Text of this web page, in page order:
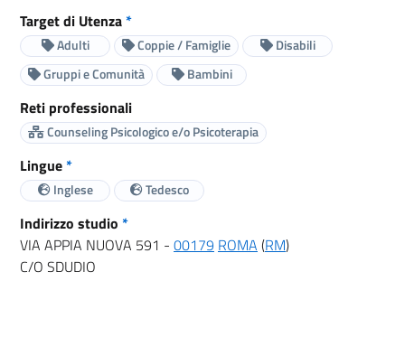
Target di Utenza*
Adulti Coppie / Famiglie
Disabili
Gruppi e Comunità
Bambini
Reti professionali
Counseling Psicologico e/o Psicoterapia
Lingue*
Inglese Tedesco
Indirizzo studio *
VIA APPIA NUOVA 591 - 00179 ROMA (RM)
C/O SDUDIO